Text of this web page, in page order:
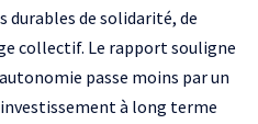
durables de solidarité, de
collectif. Le rapport souligne
passe moins par un
à long terme